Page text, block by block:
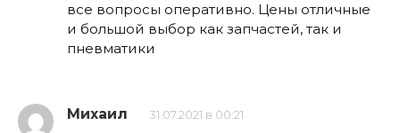
все вопросы оперативно. Цены отличные
и большой выбор как запчастей, так и
пневматики
Михаил 31.07.2021 в 00:21